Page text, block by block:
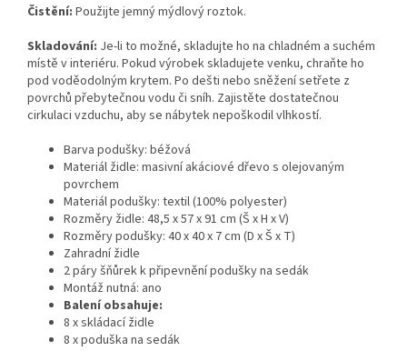
Čistění: Použijte jemný mýdlový roztok.
Skladování: Je-li to možné, skladujte ho na chladném a suchém
místě v interiéru. Pokud výrobek skladujete venku, chraňte ho
pod voděodolným krytem. Po dešti nebo sněžení setřete z
povrchů přebytečnou vodu či sníh. Zajistěte dostatečnou
cirkulaci vzduchu, aby se nábytek nepoškodil vlhkostí.
Barva podušky: béžová
Materiál židle: masivní akáciové dřevo s olejovaným
povrchem
Materiál podušky: textil (100% polyester)
Rozměry židle: 48,5 x 57 x 91 cm (Š x H x V)
Rozměry podušky: 40 x 40 x 7 cm (D x Š x T)
Zahradní židle
2 páry šňůrek k připevnění podušky na sedák
Montáž nutná: ano
Balení obsahuje:
8 x skládací židle
8 x poduška na sedák